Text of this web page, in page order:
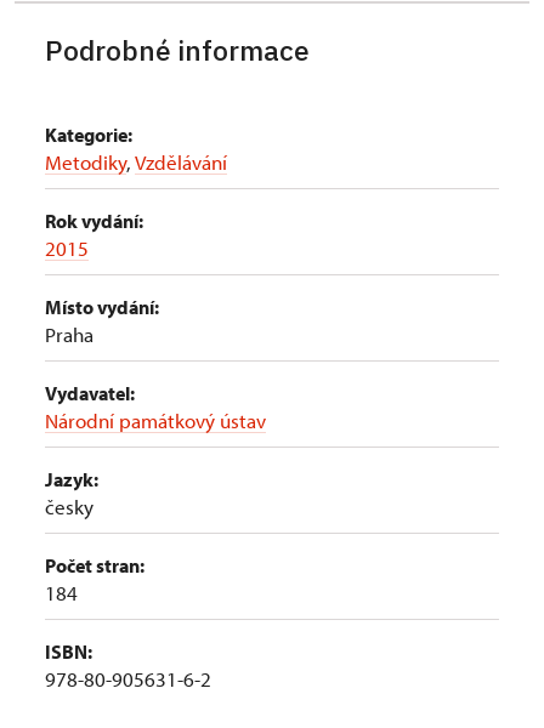
Podrobné informace
Kategorie:
Metodiky,Vzdělávání
Rok vydání:
2015
Místo vydání:
Praha
Vydavatel:
Národní památkový ústav
Jazyk:
česky
Počet stran:
184
ISBN:
978-80-905631-6-2